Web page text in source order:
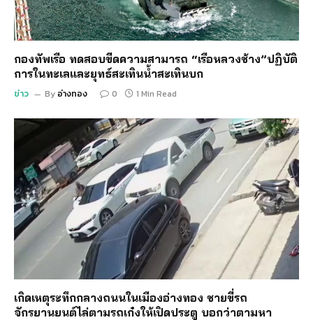
กองทัพเรือ ทดสอบขีดความสามารถ “เรือหลวงช้าง”ปฏิบัติ
การในทะเลและยุทธ์สะเทินน้ำสะเทินบก
ข่าว By อ่างทอง 0 1 Min Read
เกิดเหตุระทึกกลางถนนในเมืองอ่างทอง ชายขี่รถ
จักรยานยนต์ไล่ตามรถเก๋งให้เปิดประตู บอกว่าตามหา